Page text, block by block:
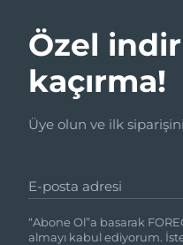
Özel
kaçırma!
Üye olun ve ilk
E-posta adresi
“Abone Ol”a basarak
almayı kabul ediyorum.